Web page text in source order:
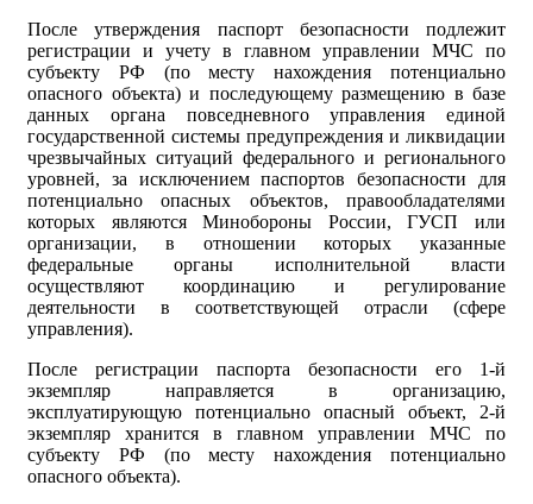
После утверждения паспорт безопасности подлежит
регистрации и учету в главном управлении МЧС по
субъекту РФ (по месту нахождения потенциально
опасного объекта) и последующему размещению в базе
данных органа повседневного управления единой
государственной системы предупреждения и ликвидации
чрезвычайных ситуаций федерального и регионального
уровней, за исключением паспортов безопасности для
потенциально опасных объектов, правообладателями
которых являются Минобороны России, ГУСП или
организации, в отношении которых указанные
федеральные органы исполнительной власти
осуществляют координацию и регулирование
деятельности в соответствующей отрасли (сфере
управления).
После регистрации паспорта безопасности его 1-й
экземпляр направляется в организацию,
эксплуатирующую потенциально опасный объект, 2-й
экземпляр хранится в главном управлении МЧС по
субъекту РФ (по месту нахождения потенциально
опасного объекта).